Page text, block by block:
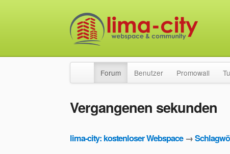
Forum Benutzer Promowall
Vergangenen sekunden
lima-city: kostenloser Webspace→